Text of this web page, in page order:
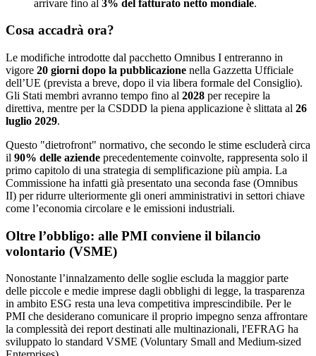
arrivare fino al 3% del fatturato netto mondiale.
Cosa accadrà ora?
Le modifiche introdotte dal pacchetto Omnibus I entreranno in
vigore 20 giorni dopo la pubblicazione nella Gazzetta Ufficiale
dell’UE (prevista a breve, dopo il via libera formale del Consiglio).
Gli Stati membri avranno tempo fino al 2028 per recepire la
direttiva, mentre per la CSDDD la piena applicazione è slittata al 26
luglio 2029.
Questo "dietrofront" normativo, che secondo le stime escluderà circa
il 90% delle aziende precedentemente coinvolte, rappresenta solo il
primo capitolo di una strategia di semplificazione più ampia. La
Commissione ha infatti già presentato una seconda fase (Omnibus
II) per ridurre ulteriormente gli oneri amministrativi in settori chiave
come l’economia circolare e le emissioni industriali.
Oltre l’obbligo: alle PMI conviene il bilancio
volontario (VSME)
Nonostante l’innalzamento delle soglie escluda la maggior parte
delle piccole e medie imprese dagli obblighi di legge, la trasparenza
in ambito ESG resta una leva competitiva imprescindibile. Per le
PMI che desiderano comunicare il proprio impegno senza affrontare
la complessità dei report destinati alle multinazionali, l'EFRAG ha
sviluppato lo standard VSME (Voluntary Small and Medium-sized